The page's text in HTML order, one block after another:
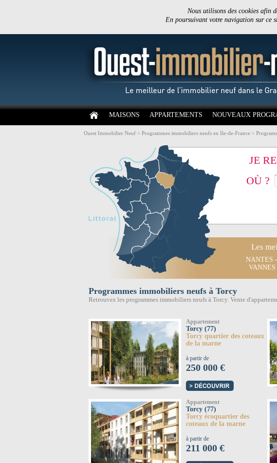
Nous utilisons des cookies afin
En poursuivant votre navigation sur ce
MAISONS APPARTEMENTS NOUVEAUX
Ouest Immobilier Neuf > Programmes immobiliers neufs en Ile-de-France >
JE
OÙ ?
Les
NANTES -
VANNES
Programmes immobiliers neufs à Torcy
Retrouvez les programmes immobiliers neufs à Torcy. Vente
Appartement
Torcy (77)
Torcy quartier des coteaux
de la marne
à partir de
250 000 €
Appartement
Torcy (77)
Torcy écoquartier des
coteaux de la marne
à partir de
211 000 €